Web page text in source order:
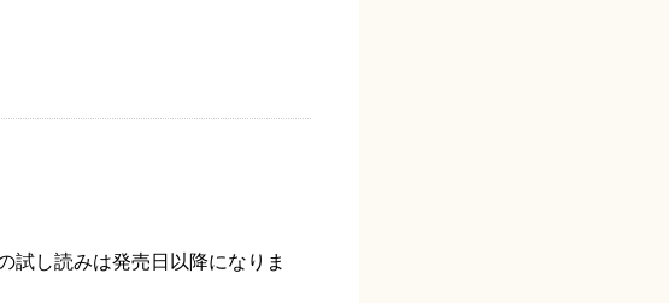
し読みは発売日以降になりま